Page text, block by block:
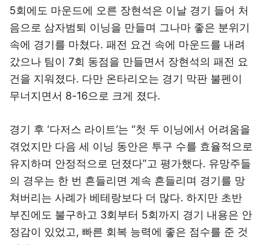
5회에도 마운드에 오른 장현석은 이날 경기 들어 처
음으로 삼자범퇴 이닝을 만들며 그나마 좋은 분위기
속에 경기를 마쳤다. 패전 요건 속에 마운드를 내려
갔으나 팀이 7회 동점을 만들면서 장현석의 패전 요
건을 지워졌다. 다만 온타리오는 경기 막판 불펜이
무너지면서 8-16으로 크게 졌다.
경기 후 ‘다저스 라이트’는 “첫 두 이닝에서 어려움을
겪었지만 다음 세 이닝 동안은 투구 수를 효율적으로
유지하며 안정적으로 던졌다”고 평가했다. 유망주들
의 경우는 한 번 흔들리면 계속 흔들리며 경기를 망
쳐버리는 사례가 베테랑보다 더 많다. 하지만 초반
부진에도 불구하고 3회부터 5회까지 경기 내용은 안
정감이 있었고, 빠른 회복 능력에 좋은 점수를 준 것